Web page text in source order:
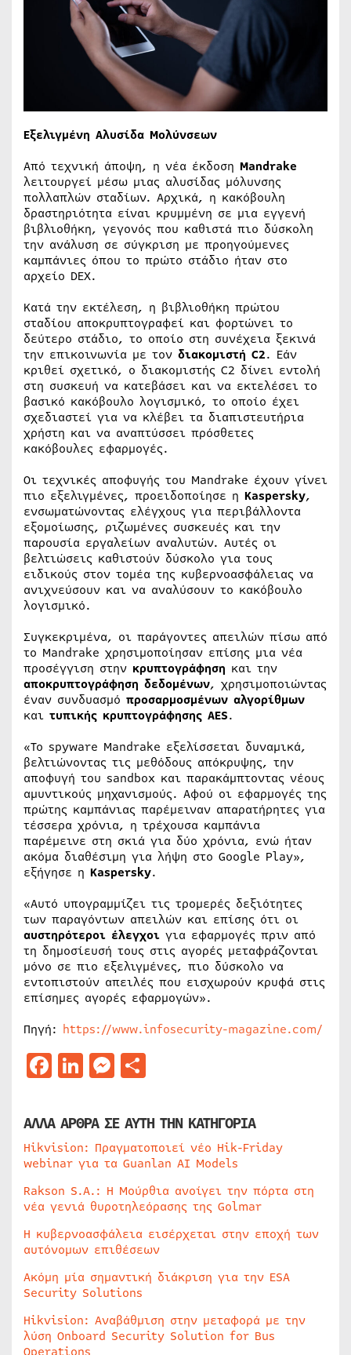
Εξελιγμένη Αλυσίδα Μολύνσεων
Από τεχνική άποψη, η νέα έκδοση Mandrake
λειτουργεί μέσω μιας αλυσίδας μόλυνσης
πολλαπλών σταδίων. Αρχικά, η κακόβουλη
δραστηριότητα είναι κρυμμένη σε μια εγγενή
βιβλιοθήκη, γεγονός που καθιστά πιο δύσκολη
την ανάλυση σε σύγκριση με προηγούμενες
καμπάνιες όπου το πρώτο στάδιο ήταν στο
αρχείο DEX.
Κατά την εκτέλεση, η βιβλιοθήκη πρώτου
σταδίου αποκρυπτογραφεί και φορτώνει το
δεύτερο στάδιο, το οποίο στη συνέχεια ξεκινά
την επικοινωνία με τον διακομιστή C2. Εάν
κριθεί σχετικό, ο διακομιστής C2 δίνει εντολή
στη συσκευή να κατεβάσει και να εκτελέσει το
βασικό κακόβουλο λογισμικό, το οποίο έχει
σχεδιαστεί για να κλέβει τα διαπιστευτήρια
χρήστη και να αναπτύσσει πρόσθετες
κακόβουλες εφαρμογές.
Οι τεχνικές αποφυγής του Mandrake έχουν γίνει
πιο εξελιγμένες, προειδοποίησε η Kaspersky,
ενσωματώνοντας ελέγχους για περιβάλλοντα
εξομοίωσης, ριζωμένες συσκευές και την
παρουσία εργαλείων αναλυτών. Αυτές οι
βελτιώσεις καθιστούν δύσκολο για τους
ειδικούς στον τομέα της κυβερνοασφάλειας να
ανιχνεύσουν και να αναλύσουν το κακόβουλο
λογισμικό.
Συγκεκριμένα, οι παράγοντες απειλών πίσω από
το Mandrake χρησιμοποίησαν επίσης μια νέα
προσέγγιση στην κρυπτογράφηση και την
αποκρυπτογράφηση δεδομένων, χρησιμοποιώντας
έναν συνδυασμό προσαρμοσμένων αλγορίθμων
και τυπικής κρυπτογράφησης AES.
«Το spyware Mandrake εξελίσσεται δυναμικά,
βελτιώνοντας τις μεθόδους απόκρυψης, την
αποφυγή του sandbox και παρακάμπτοντας νέους
αμυντικούς μηχανισμούς. Αφού οι εφαρμογές της
πρώτης καμπάνιας παρέμειναν απαρατήρητες για
τέσσερα χρόνια, η τρέχουσα καμπάνια
παρέμεινε στη σκιά για δύο χρόνια, ενώ ήταν
ακόμα διαθέσιμη για λήψη στο Google Play»,
εξήγησε η Kaspersky.
«Αυτό υπογραμμίζει τις τρομερές δεξιότητες
των παραγόντων απειλών και επίσης ότι οι
αυστηρότεροι έλεγχοι για εφαρμογές πριν από
τη δημοσίευσή τους στις αγορές μεταφράζονται
μόνο σε πιο εξελιγμένες, πιο δύσκολο να
εντοπιστούν απειλές που εισχωρούν κρυφά στις
επίσημες αγορές εφαρμογών».
Πηγή: https://www.infosecurity-magazine.com/
Facebook
LinkedIn
Messenger
ΑΛΛΑ ΑΡΘΡΑ ΣΕ ΑΥΤΗ ΤΗΝ ΚΑΤΗΓΟΡΙΑ
Hikvision: Πραγματοποιεί νέο Hik-Friday
webinar για τα Guanlan AI Models
Rakson S.A.: Η Μούρθια ανοίγει την πόρτα στη
νέα γενιά θυροτηλεόρασης της Golmar
Η κυβερνοασφάλεια εισέρχεται στην εποχή των
αυτόνομων επιθέσεων
Ακόμη μία σημαντική διάκριση για την ESA
Security Solutions
Hikvision: Αναβάθμιση στην μεταφορά με την
λύση Onboard Security Solution for Bus